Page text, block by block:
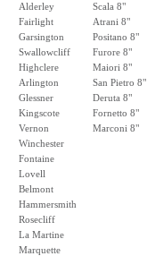
Alderley
Fairlight
Garsington
Swallowcliff
Highclere
Arlington
Glessner
Kingscote
Vernon
Winchester
Fontaine
Lovell
Belmont
Hammersmith
Rosecliff
La Martine
Marquette
Scala 8"
Atrani 8"
Positano 8"
Furore 8"
Maiori 8"
San Pietro 8"
Deruta 8"
Fornetto 8"
Marconi 8"